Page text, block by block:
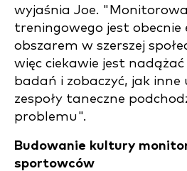
wyjaśnia Joe.
treningowego jest obecnie
obszarem w szerszej
więc ciekawie jest
badań i zobaczyć, jak
zespoły taneczne
problemu".
Budowanie kultury
sportowców